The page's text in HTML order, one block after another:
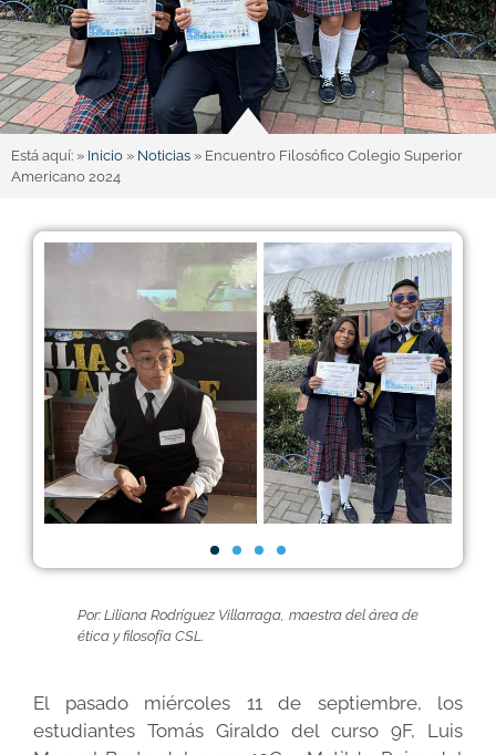
Está aquí: » Inicio » Noticias » Encuentro Filosófico Colegio Superior
Americano 2024
Por: Liliana Rodríguez Villarraga, maestra del área de
ética y filosofía CSL.
El pasado miércoles 11 de septiembre, los
estudiantes Tomás Giraldo del curso 9F, Luis